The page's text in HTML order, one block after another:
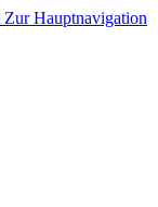
Zur Hauptnavigation